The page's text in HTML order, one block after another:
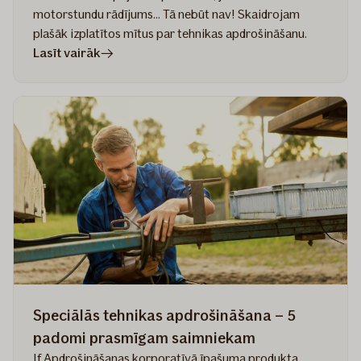
motorstundu rādījums... Tā nebūt nav! Skaidrojam
plašāk izplatītos mītus par tehnikas apdrošināšanu.
Lasīt vairākrakstā
mīti
par
speciālās
tehnikas
apdrošināšanu
Speciālās tehnikas apdrošināšana – 5
padomi prasmīgam saimniekam